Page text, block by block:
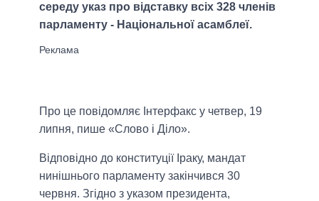
середу указ про відставку всіх 328 членів
парламенту - Національної асамблеї.
Про це повідомляє Інтерфакс у четвер, 19
липня, пише «Слово і Діло».
Відповідно до конституції Іраку, мандат
нинішнього парламенту закінчився 30
червня. Згідно з указом президента,